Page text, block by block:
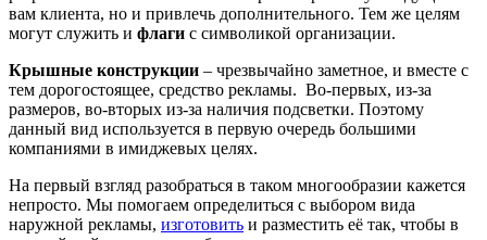
вам клиента, но и привлечь дополнительного. Тем же целям
могут служить и флаги с символикой организации.
Крышные конструкции – чрезвычайно заметное, и вместе с
тем дорогостоящее, средство рекламы. Во-первых, из-за
размеров, во-вторых из-за наличия подсветки. Поэтому
данный вид используется в первую очередь большими
компаниями в имиджевых целях.
На первый взгляд разобраться в таком многообразии кажется
непросто. Мы помогаем определиться с выбором вида
наружной рекламы, изготовить и разместить её так, чтобы в